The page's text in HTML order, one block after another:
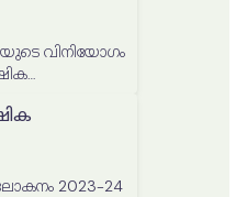
വിനിയോഗം
2023-24